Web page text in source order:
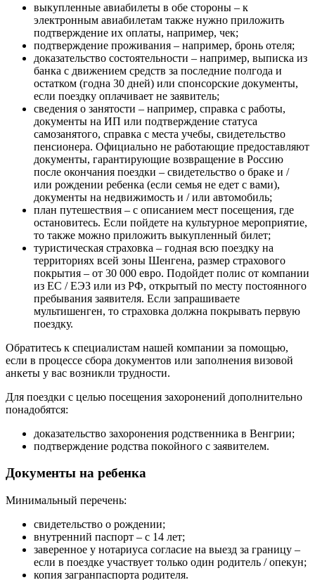
выкупленные авиабилеты в обе стороны – к
электронным авиабилетам также нужно приложить
подтверждение их оплаты, например, чек;
подтверждение проживания – например, бронь отеля;
доказательство состоятельности – например, выписка из
банка с движением средств за последние полгода и
остатком (годна 30 дней) или спонсорские документы,
если поездку оплачивает не заявитель;
сведения о занятости – например, справка с работы,
документы на ИП или подтверждение статуса
самозанятого, справка с места учебы, свидетельство
пенсионера. Официально не работающие предоставляют
документы, гарантирующие возвращение в Россию
после окончания поездки – свидетельство о браке и /
или рождении ребенка (если семья не едет с вами),
документы на недвижимость и / или автомобиль;
план путешествия – с описанием мест посещения, где
остановитесь. Если пойдете на культурное мероприятие,
то также можно приложить выкупленный билет;
туристическая страховка – годная всю поездку на
территориях всей зоны Шенгена, размер страхового
покрытия – от 30 000 евро. Подойдет полис от компании
из ЕС / ЕЭЗ или из РФ, открытый по месту постоянного
пребывания заявителя. Если запрашиваете
мультишенген, то страховка должна покрывать первую
поездку.
Обратитесь к специалистам нашей компании за помощью,
если в процессе сбора документов или заполнения визовой
анкеты у вас возникли трудности.
Для поездки с целью посещения захоронений дополнительно
понадобятся:
доказательство захоронения родственника в Венгрии;
подтверждение родства покойного с заявителем.
Документы на ребенка
Минимальный перечень:
свидетельство о рождении;
внутренний паспорт – с 14 лет;
заверенное у нотариуса согласие на выезд за границу –
если в поездке участвует только один родитель / опекун;
копия загранпаспорта родителя.